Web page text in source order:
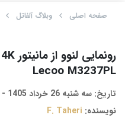
صفحه اصلی وبلاگ آلفاتل
Lecoo M3237PL
تاریخ: سه شنبه 26 خرداد 1405 - 10:15
نویسنده: F. Taheri